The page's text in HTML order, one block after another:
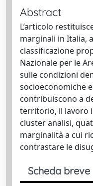
Abstract
L’articolo
marginali in Italia,
classificazione
Nazionale per le
sulle condizioni
socioeconomiche
contribuiscono a
territorio, il lavoro
cluster analisi,
marginalità a cui
contrastare le
Scheda breve